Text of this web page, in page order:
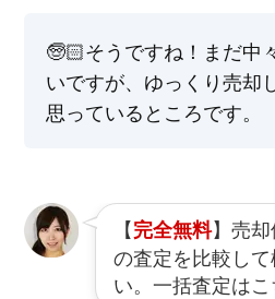
🧓🏻そうですね！まだ中
いですが、ゆっくり売却
思っているところです。
【完全無料】売
の査定を比較し
い。一括査定はこ